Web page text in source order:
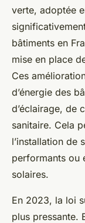
verte, adoptée
bâtiments en
mise en place
Ces
d’énergie des
d’éclairage, de
sanitaire. Cela
l’installation de
performants ou
solaires.
En 2023, la loi
plus pressante.